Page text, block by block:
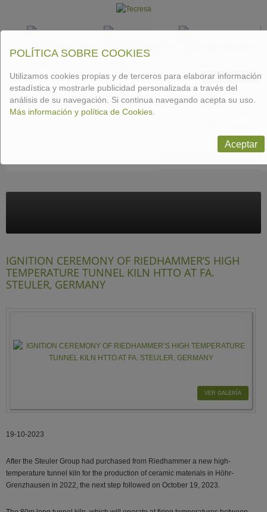
(+34) 94 448 37 30 (+34) 678 474 548
CONTACTAR
IGNITION CEREMONY OF RIEDHAMMER’S HIGH
TEMPERATURE TUNNEL KILN HTTO AT FA.
STEULER, GERMANY
VER GALERÍA
19-10-2023
After the Steuler Group had purchased from Riedhammer a new high-
temperature tunnel kiln for the production of ceramic materials in Höhr-
Grenzhausen in 2022, the next step followed on October 19, 2023.
POLÍTICA SOBRE COOKIES
Utilizamos cookies propias y de terceros para elaborar información
estadística y mostrarle publicidad personalizada a través del
análisis de su navegación. Si continua navegando acepta su uso.
Más información y política de Cookies
Aceptar